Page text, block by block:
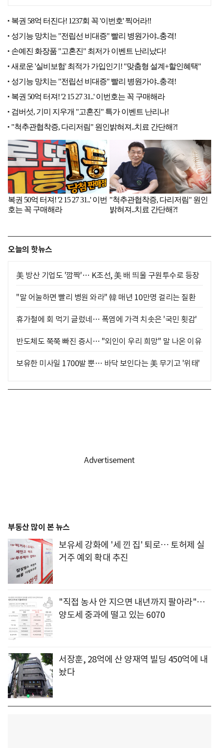
오늘의 핫뉴스
美 방산 기업도 '깜짝'… K조선, 美 배 띄울 구원투수로 등장
"말 어눌하면 빨리 병원 와라" 韓 매년 10만명 걸리는 질환
휴가철에 회 먹기 글렀네… 폭염에 가격 치솟은 '국민 횟감'
반도체도 쭉쭉 빠진 증시… "외인이 우리 희망" 말 나온 이유
보유한 미사일 1700발 뿐… 바닥 보인다는 美 무기고 '위태'
부동산 많이 본 뉴스
보유세 강화에 '세 낀 집' 퇴로… 토허제 실
거주 예외 확대 추진
"직접 농사 안 지으면 내년까지 팔아라"…
양도세 중과에 떨고 있는 6070
서장훈, 28억에 산 양재역 빌딩 450억에 내
놨다